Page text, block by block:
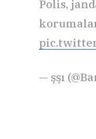
Polis,
— şşı